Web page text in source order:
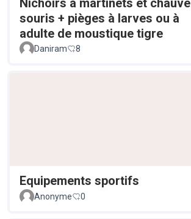
souris + pièges à larves ou à
adulte de moustique tigre
Daniram 8
Equipements sportifs
Anonyme
0